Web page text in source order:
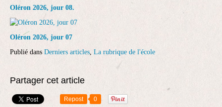
Oléron 2026, jour 08.
Oléron 2026, jour 07
Publié dans Derniers articles, La rubrique de l'école
Partager cet article
Repost 0